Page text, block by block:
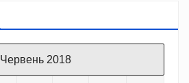
Червень 2018